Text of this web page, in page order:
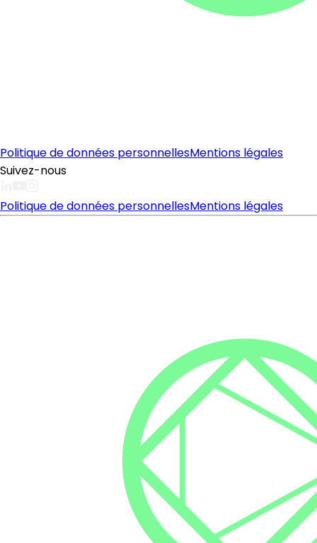
Politique de données personnellesMentions légales
Suivez-nous
Politique de données personnellesMentions légales